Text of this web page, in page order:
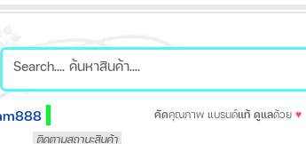
คัดคุณภาพ แบรนด์แท้ ดูแลด้วย ♥
ติดตามสถานะสินค้า